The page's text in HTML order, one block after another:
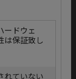
ードウェ
は保証致し
れていない